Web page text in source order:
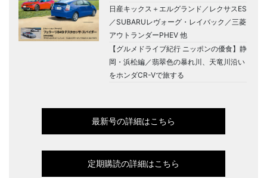
日産キックス＋エルグランド／レクサスES
／SUBARUレヴォーグ・レイバック／三菱
アウトランダーPHEV 他
【グルメドライブ紀行 ニッポンの優食】静
岡・浜松編／翡翠色の暴れ川、天竜川沿い
をホンダCR-Vで旅する
最新号の詳細はこちら
定期購読の詳細はこちら